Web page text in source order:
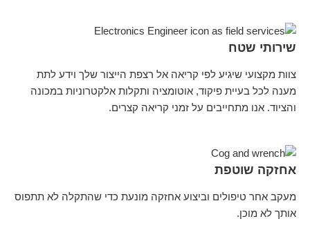
שירותי שטח
צוות מקצועי שיגיע לפי קריאה אל רצפת הייצור שלך וידע לתת
מענה לכל בעיית פיקוד, אוטומציה ותקלות אלקטרוניות במכונה
והציוד. אנו מתחייבים על זמני קריאה קצרים.
אחזקה שוטפת
מעקב אחר טיפולים וביצוע אחזקה מונעת כדי שהתקלה לא תתפוס
אותך לא מוכן.